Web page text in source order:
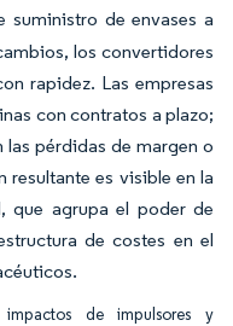
suministro de envases a
los convertidores
rapidez. Las empresas
con contratos a plazo;
pérdidas de margen o
resultante es visible en la
que agrupa el poder de
de costes en el
impactos de impulsores y